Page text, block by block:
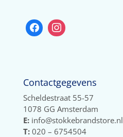
Contactgegevens
Scheldestraat 55-57
1078 GG Amsterdam
E:info@stokkebrandstore.nl
T:020 – 6754504